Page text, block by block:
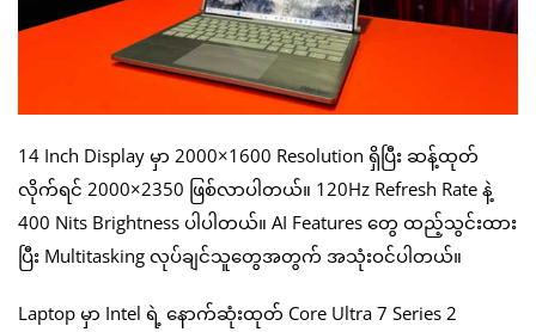
14 Inch Display မှာ 2000×1600 Resolution ရှိပြီး ဆန့်ထုတ်
လိုက်ရင် 2000×2350 ဖြစ်လာပါတယ်။ 120Hz Refresh Rate နဲ့
400 Nits Brightness ပါပါတယ်။ AI Features တွေ ထည့်သွင်းထား
ပြီး Multitasking လုပ်ချင်သူတွေအတွက် အသုံးဝင်ပါတယ်။
Laptop မှာ Intel ရဲ့ နောက်ဆုံးထုတ် Core Ultra 7 Series 2